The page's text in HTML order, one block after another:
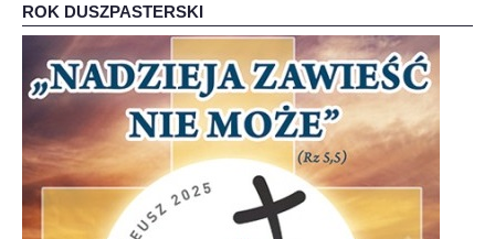
ROK DUSZPASTERSKI